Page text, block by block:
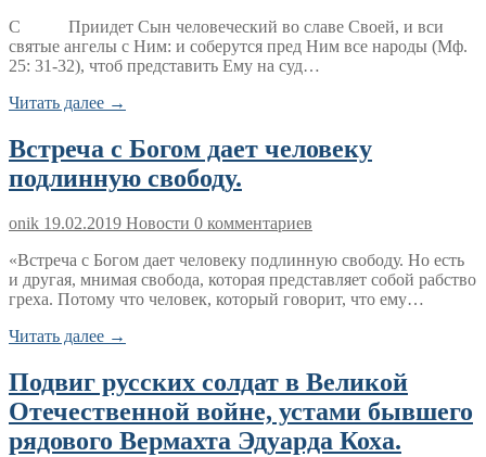
С Приидет Сын человеческий во славе Своей, и вси
святые ангелы с Ним: и соберутся пред Ним все народы (Мф.
25: 31-32), чтоб представить Ему на суд…
Читать далее →
Встреча с Богом дает человеку
подлинную свободу.
onik 19.02.2019 Новости 0 комментариев
«Встреча с Богом дает человеку подлинную свободу. Но есть
и другая, мнимая свобода, которая представляет собой рабство
греха. Потому что человек, который говорит, что ему…
Читать далее →
Подвиг русских солдат в Великой
Отечественной войне, устами бывшего
рядового Вермахта Эдуарда Коха.